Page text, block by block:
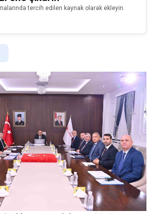
tercih edilen kaynak olarak ekleyin.